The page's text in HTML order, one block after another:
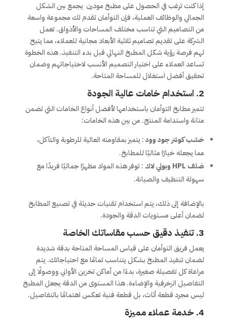
إذا كنت ترغب في الحصول على مطبخ مودرن يجمع بين الشكل
الجمالي والوظائف العملية، فإن التوأمان تقدم لك مجموعة واسعة
من التصاميم التي تناسب مختلف المساحات والأذواق. تعمل
الشركة على تقديم تصاميم ثلاثية الأبعاد مجانية للعملاء، مما يتيح
لهم فرصة رؤية شكل المطبخ النهائي قبل بدء التنفيذ. هذه الخطوة
تساعد العملاء على اختيار التصميم الأنسب لاحتياجاتهم وضمان
تحقيق أفضل استغلال للمساحة المتاحة.
2. استخدام خامات عالية الجودة
تتميز مطابخ التوأمان باستخدامها لأفضل أنواع الخامات التي تضمن
متانة واستدامة المنتج. من بين هذه الخامات:
خشب كونتر جود وود: يتميز بمقاومته العالية للرطوبة والتآكل،
مما يجعله خيارًا مثاليًا للمطابخ.
ضلف HPL وبولي لاك
: توفر هذه المواد مظهرًا جماليًا فريدًا مع
سهولة التنظيف والصيانة.
بالإضافة إلى ذلك، يتم استخدام تقنيات حديثة في تصنيع المطابخ
لضمان أعلى مستويات الدقة والجودة.
3. تنفيذ دقيق حسب مقاساتك الخاصة
يعمل فريق التوأمان على قياس المساحة المتاحة بدقة شديدة
لضمان تنفيذ المطبخ بشكل يتناسب تمامًا مع احتياجاتك. يتم
مراعاة كل تفصيلة صغيرة، بدءًا من أماكن تخزين الأواني ووصولًا إلى
التفاصيل الزخرفية والإضاءة. هذا المستوى من الدقة يجعل المطبخ
ليس مجرد قطعة أثاث، بل قطعة فنية تعكس اهتمامًا بالتفاصيل.
4. خدمة عملاء مميزة